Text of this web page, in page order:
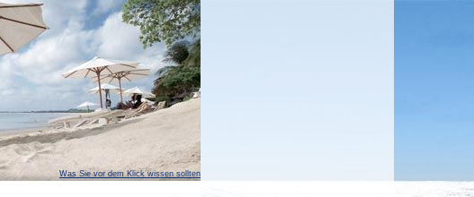
Was Sie vor dem Klick wissen sollten